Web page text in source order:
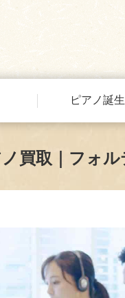
ピアノ誕
買取｜フォル